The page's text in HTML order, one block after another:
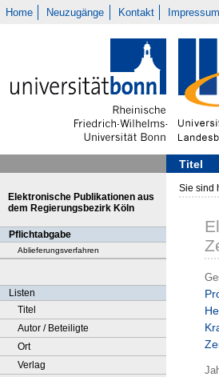
Home Neuzugänge Kontakt Impressum
Titel
Elektronische Publikationen aus
dem Regierungsbezirk Köln
Pflichtabgabe
Ablieferungsverfahren
Listen
Titel
Autor / Beteiligte
Ort
Verlag
Sie sind